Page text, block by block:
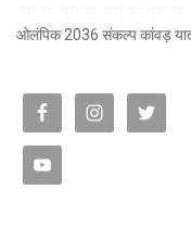
ओलंपिक 2036 संकल्प कांवड़